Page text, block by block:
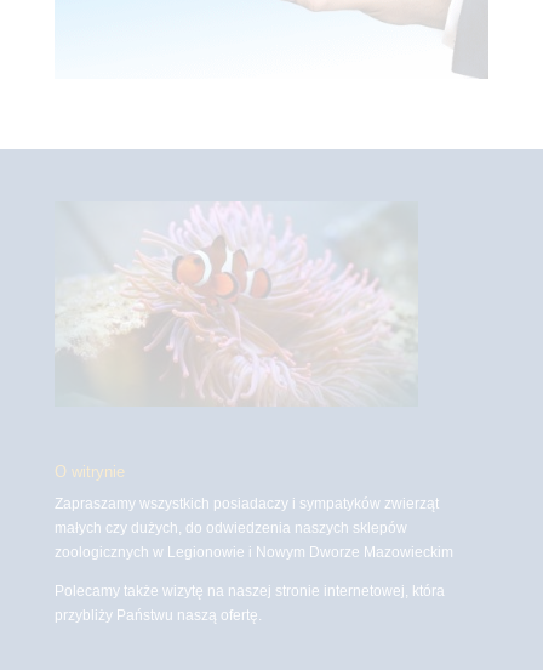
O witrynie
Zapraszamy wszystkich posiadaczy i sympatyków zwierząt
małych czy dużych, do odwiedzenia naszych sklepów
zoologicznych w Legionowie i Nowym Dworze Mazowieckim
Polecamy także wizytę na naszej stronie internetowej, która
przybliży Państwu naszą ofertę.